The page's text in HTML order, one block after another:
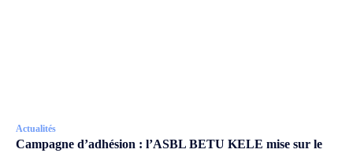
Actualités
Campagne d’adhésion : l’ASBL BETU KELE mise sur le